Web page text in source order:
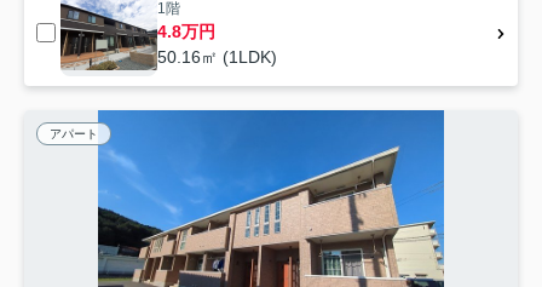
1階
4.8万円
50.16㎡ (1LDK)
アパート